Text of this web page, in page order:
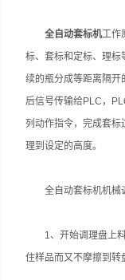
全自动套标机工作
标、套标和定标、理
续的瓶分成等距离隔
后信号传输给PLC，
列动作指令，完成套
理到设定的高度。
全自动套标机机械调
1、开始调理盘上料
住样品而又不摩擦到转